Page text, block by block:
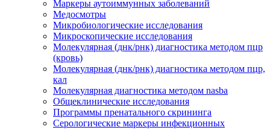
Маркеры аутоиммунных заболеваний
Медосмотры
Микробиологические исследования
Микроскопические исследования
Молекулярная (днк/рнк) диагностика методом пцр
(кровь)
Молекулярная (днк/рнк) диагностика методом пцр,
кал
Молекулярная диагностика методом nasba
Общеклинические исследования
Программы пренатального скрининга
Серологические маркеры инфекционных